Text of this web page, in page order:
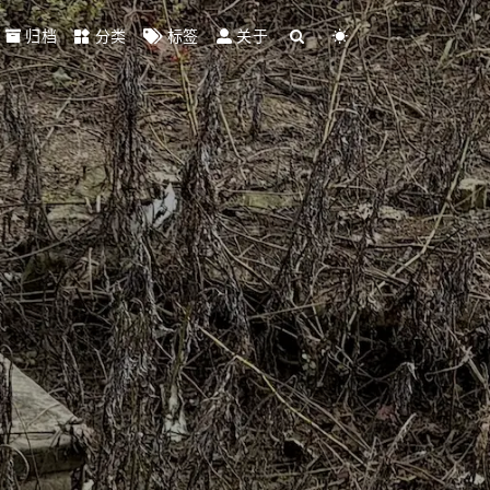
归档 分类 标签 关于